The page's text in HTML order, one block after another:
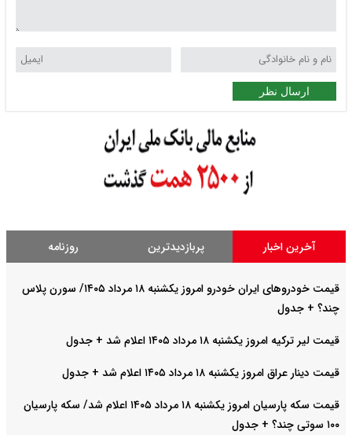
پربازدیدترین روزنامه
قیمت خودرو‌های ایران خودرو امروز یکشنبه ۱۸ مرداد ۱۴۰۵/ سورن پلاس
جدول
قیمت سکه پارسیان امروز یکشنبه ۱۸ مرداد ۱۴۰۵ اعلام شد/ سکه پارسیان